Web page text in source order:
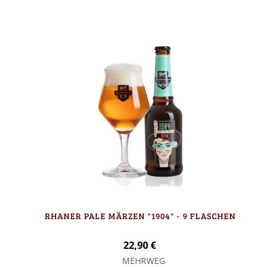
RHANER PALE MÄRZEN "1904" - 9 FLASCHEN
22,90 €
MEHRWEG